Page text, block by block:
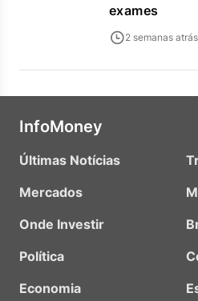
exames
2 semanas atrás
InfoMoney
Últimas Notícias
Mercados
Onde Investir
Política
Economia